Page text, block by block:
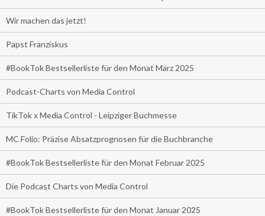
Wir machen das jetzt!
Papst Franziskus
#BookTok Bestsellerliste für den Monat März 2025
Podcast-Charts von Media Control
TikTok x Media Control - Leipziger Buchmesse
MC Folio: Präzise Absatzprognosen für die Buchbranche
#BookTok Bestsellerliste für den Monat Februar 2025
Die Podcast Charts von Media Control
#BookTok Bestsellerliste für den Monat Januar 2025